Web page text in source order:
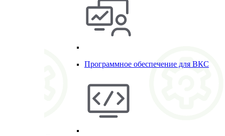
Программное обеспечение для ВКС